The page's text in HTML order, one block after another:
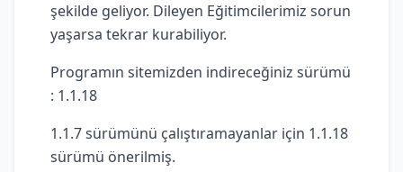
şekilde geliyor. Dileyen Eğitimcilerimiz sorun
yaşarsa tekrar kurabiliyor.
Programın sitemizden indireceğiniz sürümü
: 1.1.18
1.1.7 sürümünü çalıştıramayanlar için 1.1.18
sürümü önerilmiş.